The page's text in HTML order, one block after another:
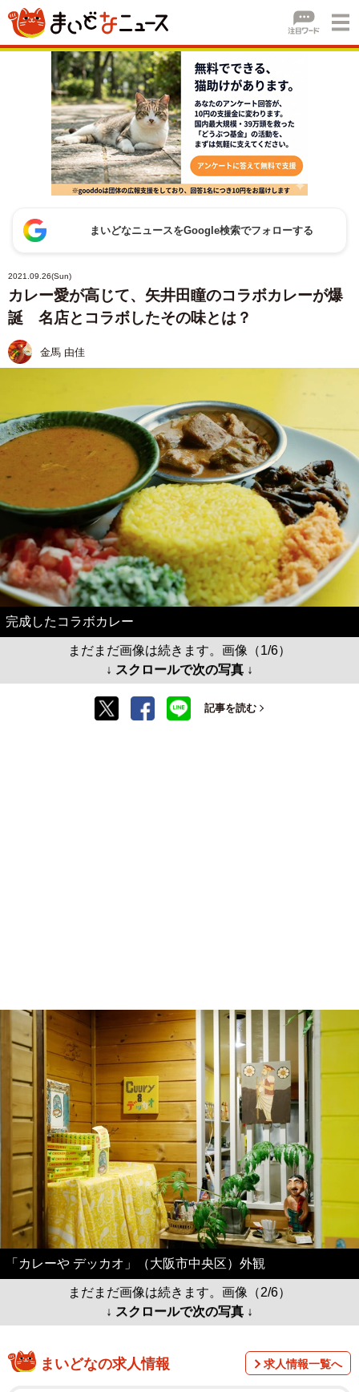
まいどなニュースをGoogle検索でフォローする
2021.09.26(Sun)
カレー愛が高じて、矢井田瞳のコラボカレーが爆
誕 名店とコラボしたその味とは？
金馬 由佳
完成したコラボカレー
まだまだ画像は続きます。画像（1/6）
↓ スクロールで次の写真 ↓
記事を読む
「カレーや デッカオ」（大阪市中央区）外観
まだまだ画像は続きます。画像（2/6）
↓ スクロールで次の写真 ↓
まいどなの求人情報 求人情報一覧へ